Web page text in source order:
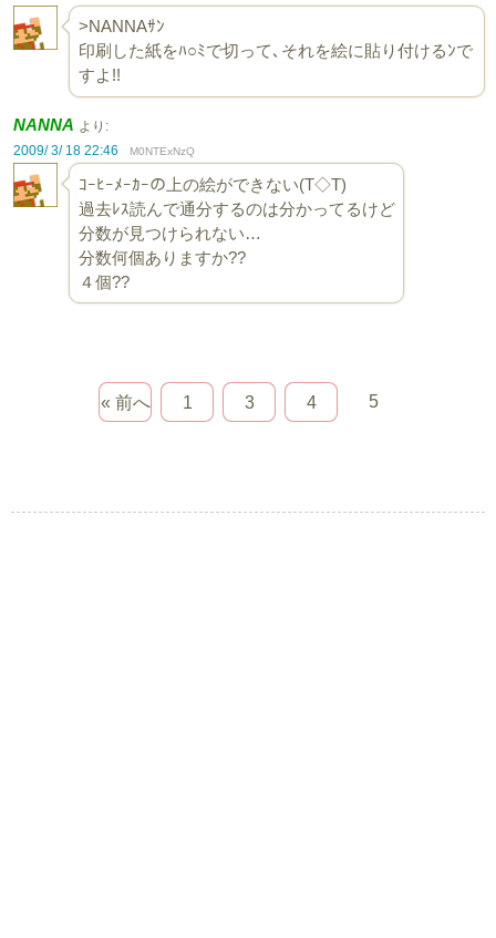
>NANNAｻﾝ
印刷した紙をﾊ○ﾐで切って､それを絵に貼り付けるﾝで
すよ!!
NANNA より:
2009/ 3/ 18 22:46
M0NTExNzQ
ｺｰﾋｰﾒｰｶｰの上の絵ができない(T◇T)
過去ﾚｽ読んで通分するのは分かってるけど
分数が見つけられない…
分数何個ありますか??
４個??
« 前へ 1 3 4 5